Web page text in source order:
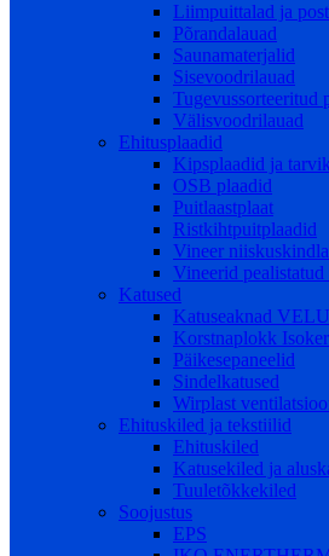
Liimpuittalad ja
Põrandalauad
Saunamaterjalid
Sisevoodrilauad
Tugevussorteeritud
Välisvoodrilauad
Ehitusplaadid
Kipsplaadid ja
OSB plaadid
Puitlaastplaat
Ristkihtpuitplaadid
Vineer
Vineerid
Katused
Katuseaknad
Korstnaplokk
Päikesepaneelid
Sindelkatused
Wirplast
Ehituskiled ja tekstiilid
Ehituskiled
Katusekiled ja
Tuuletõkkekiled
Soojustus
EPS